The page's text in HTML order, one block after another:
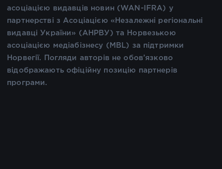
асоціацією видавців новин (WAN-IFRA) у
партнерстві з Асоціацією «Незалежні регіональні
видавці України» (АНРВУ) та Норвезькою
асоціацією медіабізнесу (MBL) за підтримки
Норвегії. Погляди авторів не обов’язково
відображають офіційну позицію партнерів
програми.